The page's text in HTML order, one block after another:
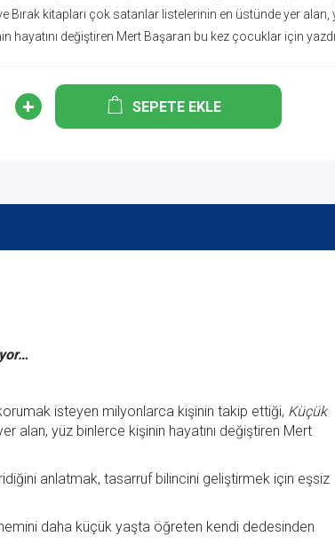
Bırak kitapları çok satanlar listelerinin en üstünde yer alan,
hayatını değiştiren Mert Başaran bu kez çocuklar için yazdı.
SEPETE EKLE
isteyen milyonlarca kişinin takip ettiği, Küçük
alan, yüz binlerce kişinin hayatını değiştiren Mert
anlatmak, tasarruf bilincini geliştirmek için eşsiz
daha küçük yaşta öğreten kendi dedesinden